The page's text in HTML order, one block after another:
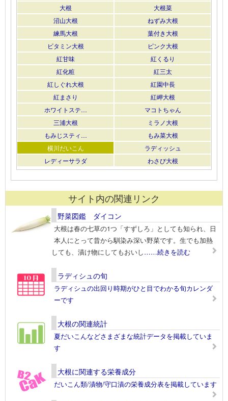
大根
大根菜
沼山大根
ねずみ大根
練馬大根
葉付き大根
ビタミン大根
ピンク大根
紅甘味
紅くるり
紅化粧
紅三太
紅しぐれ大根
紅園中長
紅まさり
紅岬大根
ホワイトステ…
マコトちゃん
三浦大根
ミラノ大根
もみじスティ…
もみ菜大根
横川だいこん
ラディッシュ
レディーサラダ
わさび大根
サイト内の関連リンク
野菜図鑑 ダイコン
大根は春の七草の1つ「すずしろ」としても知られ、日
本人にとって昔から馴染み深い野菜です。生でも加熱
しても、漬け物にしてもおいし……続きを読む
ラディシュの旬
ラディシュの出回り時期がひと目でわかる旬カレンダ
ーです
大根の関連統計
夏だいこんなどさまざまな統計データを掲載していま
す
大根に関連する栄養成分
だいこん類/漬物/守口漬の栄養成分表を掲載しています